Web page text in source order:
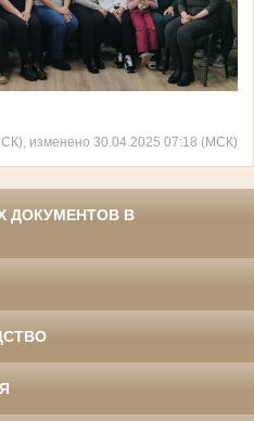
изменено 30.04.2025 07:18 (МСК)
ДОКУМЕНТОВ В